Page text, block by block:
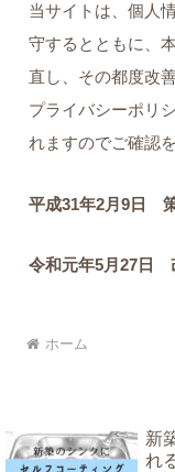
当サイトは、個人
守するとともに、
直し、その都度改
プライバシーポリ
れますのでご確認
平成31年2月9日
令和元年5月27日
ホーム
新
れ